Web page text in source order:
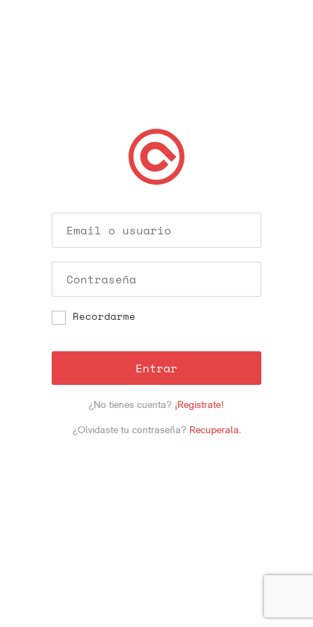
Recordarme
Entrar
¿No tienes cuenta? ¡Registrate!
¿Olvidaste tu contraseña? Recuperala.